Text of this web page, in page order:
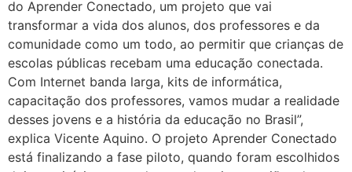
do Aprender Conectado, um projeto que vai
transformar a vida dos alunos, dos professores e da
comunidade como um todo, ao permitir que crianças de
escolas públicas recebam uma educação conectada.
Com Internet banda larga, kits de informática,
capacitação dos professores, vamos mudar a realidade
desses jovens e a história da educação no Brasil”,
explica Vicente Aquino. O projeto Aprender Conectado
está finalizando a fase piloto, quando foram escolhidos